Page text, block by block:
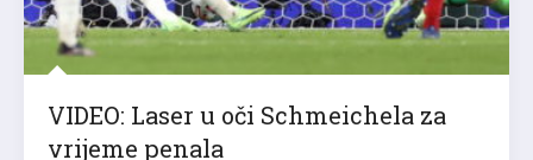
VIDEO: Laser u oči Schmeichela za
vrijeme penala